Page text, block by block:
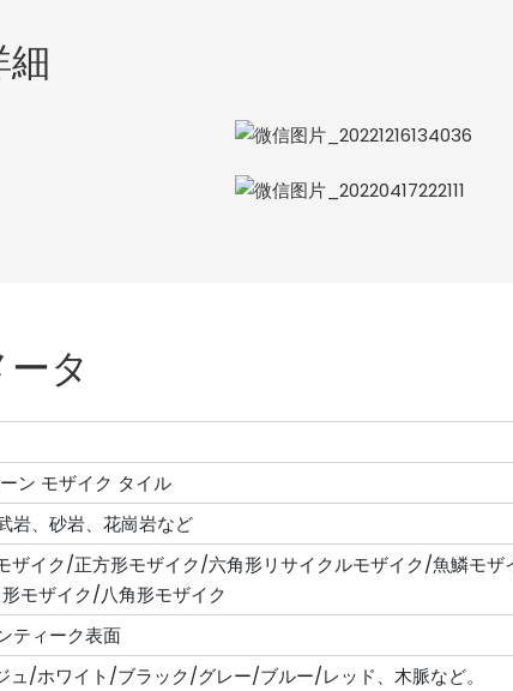
細
タ
ン モザイク タイル
岩、砂岩、花崗岩など
イク/正方形モザイク/六角形リサイクルモザイク/魚鱗モザ
モザイク/八角形モザイク
ティーク表面
/ホワイト/ブラック/グレー/ブルー/レッド、木脈など。